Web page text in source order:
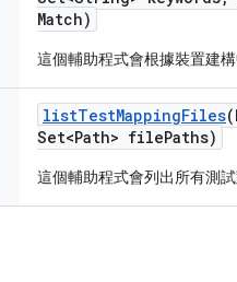
Match)
這個輔助程式會根據裝置建
listTestMappingFiles
Set<Path> filePaths)
這個輔助程式會列出所有測